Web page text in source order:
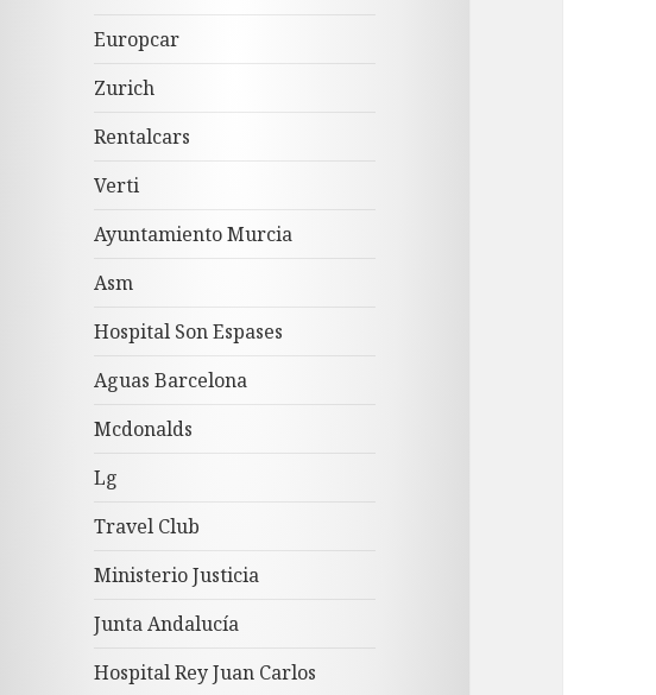
Europcar
Zurich
Rentalcars
Verti
Ayuntamiento Murcia
Asm
Hospital Son Espases
Aguas Barcelona
Mcdonalds
Lg
Travel Club
Ministerio Justicia
Junta Andalucía
Hospital Rey Juan Carlos